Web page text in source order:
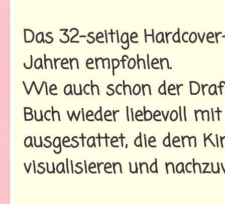
Das 32-seitige
Jahren empfohlen.
Wie auch schon der
Buch wieder liebevoll
ausgestattet, die dem
visualisieren und